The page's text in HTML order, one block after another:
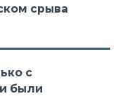
срыва
с
были